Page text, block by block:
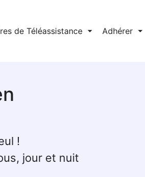
de Téléassistance ⏷ Adhérer ⏷
!
jour et nuit